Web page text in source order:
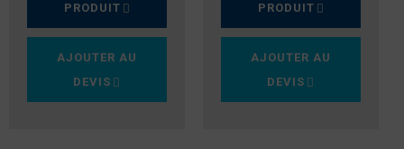
PRODUIT
AJOUTER AU
DEVIS
PRODUIT
AJOUTER AU
DEVIS